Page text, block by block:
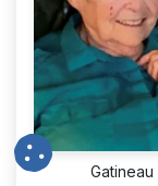
Gatineau